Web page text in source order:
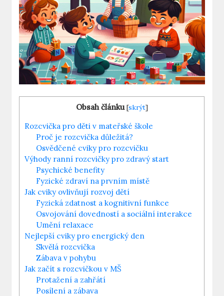
Obsah článku [skrýt]
Rozcvička pro děti v mateřské škole
Proč je rozcvička důležitá?
Osvědčené cviky pro rozcvičku
Výhody ranní rozcvičky pro zdravý start
Psychické benefity
Fyzické zdraví na prvním místě
Jak cviky ovlivňují rozvoj dětí
Fyzická zdatnost a kognitivní funkce
Osvojování dovedností a sociální interakce
Umění relaxace
Nejlepší cviky pro energický den
Skvělá rozcvička
Zábava v pohybu
Jak začít s rozcvičkou v MŠ
Protažení a zahřátí
Posílení a zábava